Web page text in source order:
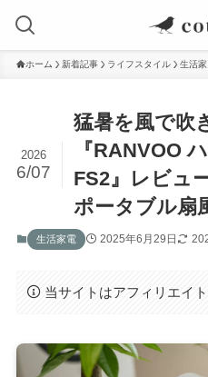
ホーム 新着記事 ライフスタイル 生活
猛暑を風で吹
『RANVOO
FS2』レビュ
ポータブル扇
2026
6/07
生活家電 2025年6月29日
当サイトはアフィリエイ